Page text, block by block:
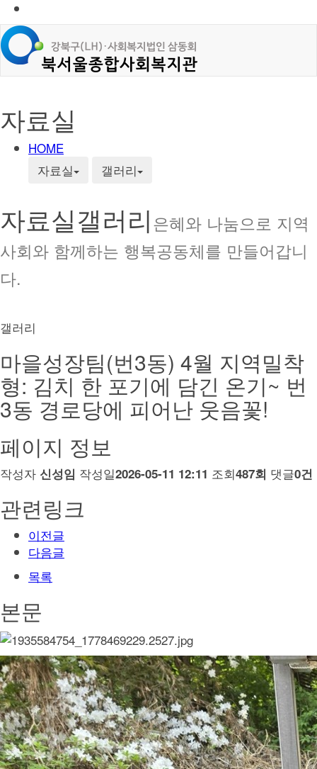
자료실
HOME
자료실
갤러리
자료실갤러리은혜와 나눔으로 지역
사회와 함께하는 행복공동체를 만들어갑니
다.
갤러리
마을성장팀(번3동) 4월 지역밀착
형: 김치 한 포기에 담긴 온기~ 번
3동 경로당에 피어난 웃음꽃!
페이지 정보
작성자 신성임 작성일2026-05-11 12:11 조회487회 댓글0건
관련링크
이전글
다음글
목록
본문